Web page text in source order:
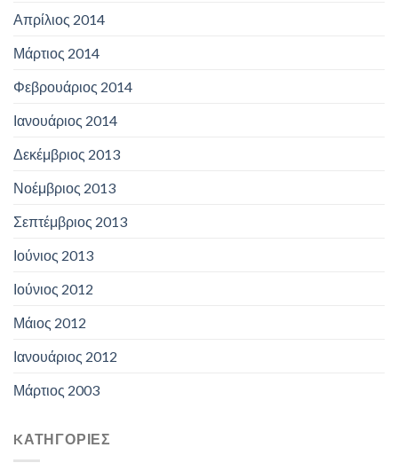
Απρίλιος 2014
Μάρτιος 2014
Φεβρουάριος 2014
Ιανουάριος 2014
Δεκέμβριος 2013
Νοέμβριος 2013
Σεπτέμβριος 2013
Ιούνιος 2013
Ιούνιος 2012
Μάιος 2012
Ιανουάριος 2012
Μάρτιος 2003
KΑΤΗΓΟΡΊΕΣ